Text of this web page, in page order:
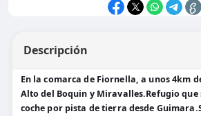
Descripción
En la comarca de Fiornella, a unos 4km
Alto del Boquin y Miravalles.Refugio que
coche por pista de tierra desde